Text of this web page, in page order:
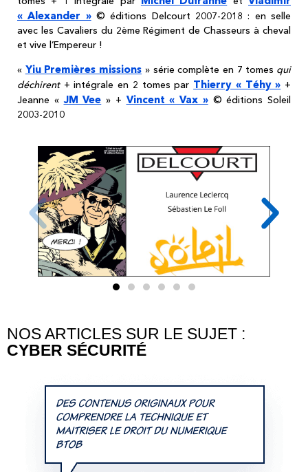
« Alexander »© éditions Delcourt 2007-2018 : en selle
avec les Cavaliers du 2ème Régiment de Chasseurs à cheval
et vive l’Empereur !
« Yiu Premières missions » série complète en 7 tomes qui
déchirent+ intégrale en 2 tomes par Thierry « Téhy » +
Jeanne «JM Vee » + Vincent « Vax »© éditions Soleil
2003-2010
NOS ARTICLES SUR LE SUJET :
CYBER SÉCURITÉ